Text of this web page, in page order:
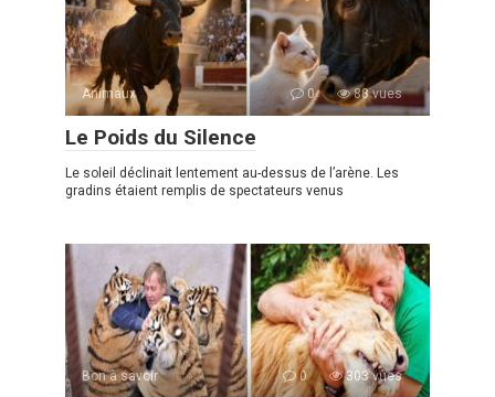
Animaux 0 88 vues
Le Poids du Silence
Le soleil déclinait lentement au-dessus de l’arène. Les
gradins étaient remplis de spectateurs venus
Bon à savoir 0 303 vues